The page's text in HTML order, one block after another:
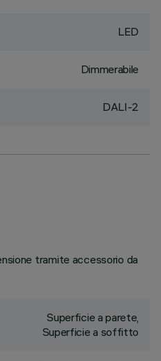
LED
Dimmerabile
DALI-2
tramite accessorio da
Superficie a parete,
Superficie a soffitto